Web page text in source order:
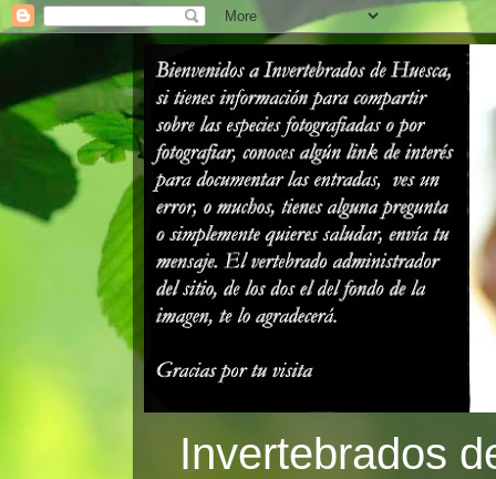
Invertebrados